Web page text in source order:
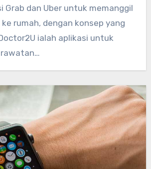
Grab dan Uber untuk memanggil
rumah, dengan konsep yang
ialah aplikasi untuk